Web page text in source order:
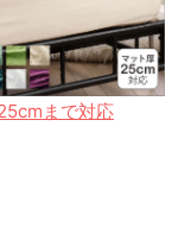
まで対応